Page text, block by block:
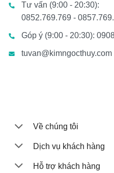
Tư vấn (9:00 - 20:30):
0852.769.769 -
Góp ý (9:00 - 20:30):
tuvan@kimngocthuy.com
Về chúng tôi
Dịch vụ khách hàng
Hỗ trợ khách hàng